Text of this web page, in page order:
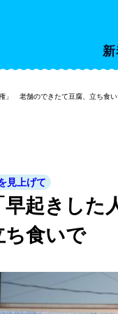
新
」 老舗のできたて豆腐、立ち食
見上げて
早起きし
ち食いで